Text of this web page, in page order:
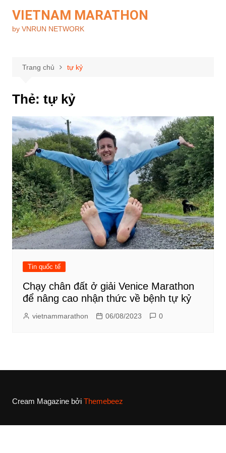
phần
VIETNAM MARATHON
by VNRUN NETWORK
Trang chủ tự kỷ
Thẻ: tự kỷ
Tin quốc tế
Chạy chân đất ở giải Venice Marathon
để nâng cao nhận thức về bệnh tự kỷ
vietnammarathon 06/08/2023 0
Cream Magazine bởi Themebeez